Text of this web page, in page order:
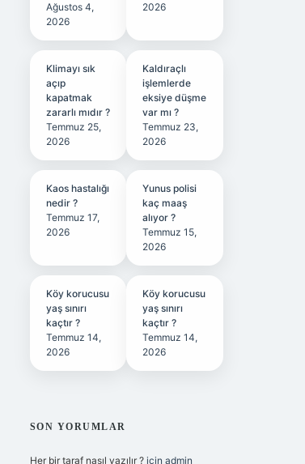
Ağustos 4,
2026
2026
Klimayı sık
açıp
kapatmak
zararlı mıdır ?
Temmuz 25,
2026
Kaldıraçlı
işlemlerde
eksiye düşme
var mı ?
Temmuz 23,
2026
Kaos hastalığı
nedir ?
Temmuz 17,
2026
Yunus polisi
kaç maaş
alıyor ?
Temmuz 15,
2026
Köy korucusu
yaş sınırı
kaçtır ?
Temmuz 14,
2026
Köy korucusu
yaş sınırı
kaçtır ?
Temmuz 14,
2026
SON YORUMLAR
Her bir taraf nasıl yazılır ?için admin